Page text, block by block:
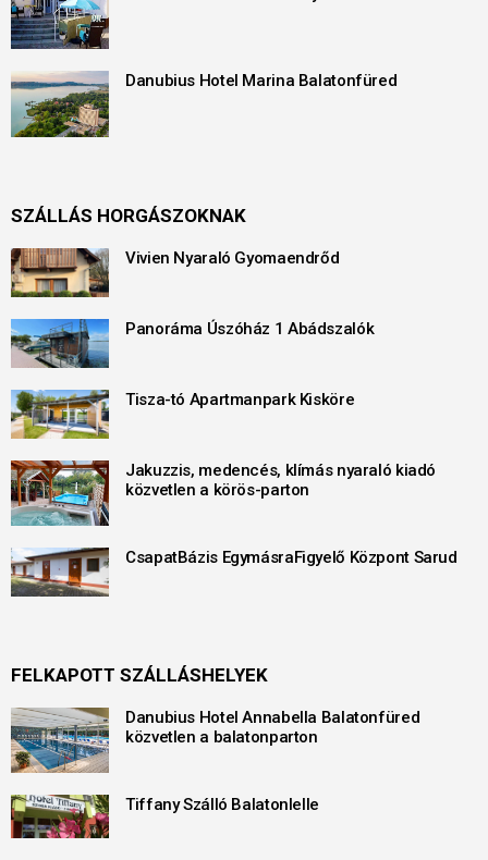
Danubius Hotel Marina Balatonfüred
SZÁLLÁS HORGÁSZOKNAK
Vivien Nyaraló Gyomaendrőd
Panoráma Úszóház 1 Abádszalók
Tisza-tó Apartmanpark Kisköre
Jakuzzis, medencés, klímás nyaraló kiadó
közvetlen a körös-parton
CsapatBázis EgymásraFigyelő Központ Sarud
FELKAPOTT SZÁLLÁSHELYEK
Danubius Hotel Annabella Balatonfüred
közvetlen a balatonparton
Tiffany Szálló Balatonlelle